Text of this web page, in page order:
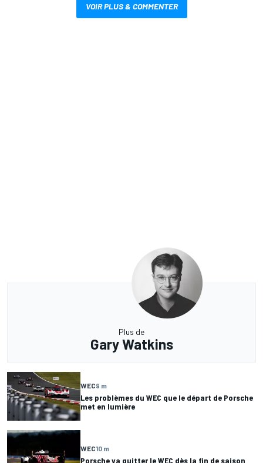
VOIR PLUS & COMMENTER
Plus de
Gary Watkins
WEC9 m
Les problèmes du WEC que le départ de Porsche
met en lumière
WEC10 m
Porsche va quitter le WEC dès la fin de saison